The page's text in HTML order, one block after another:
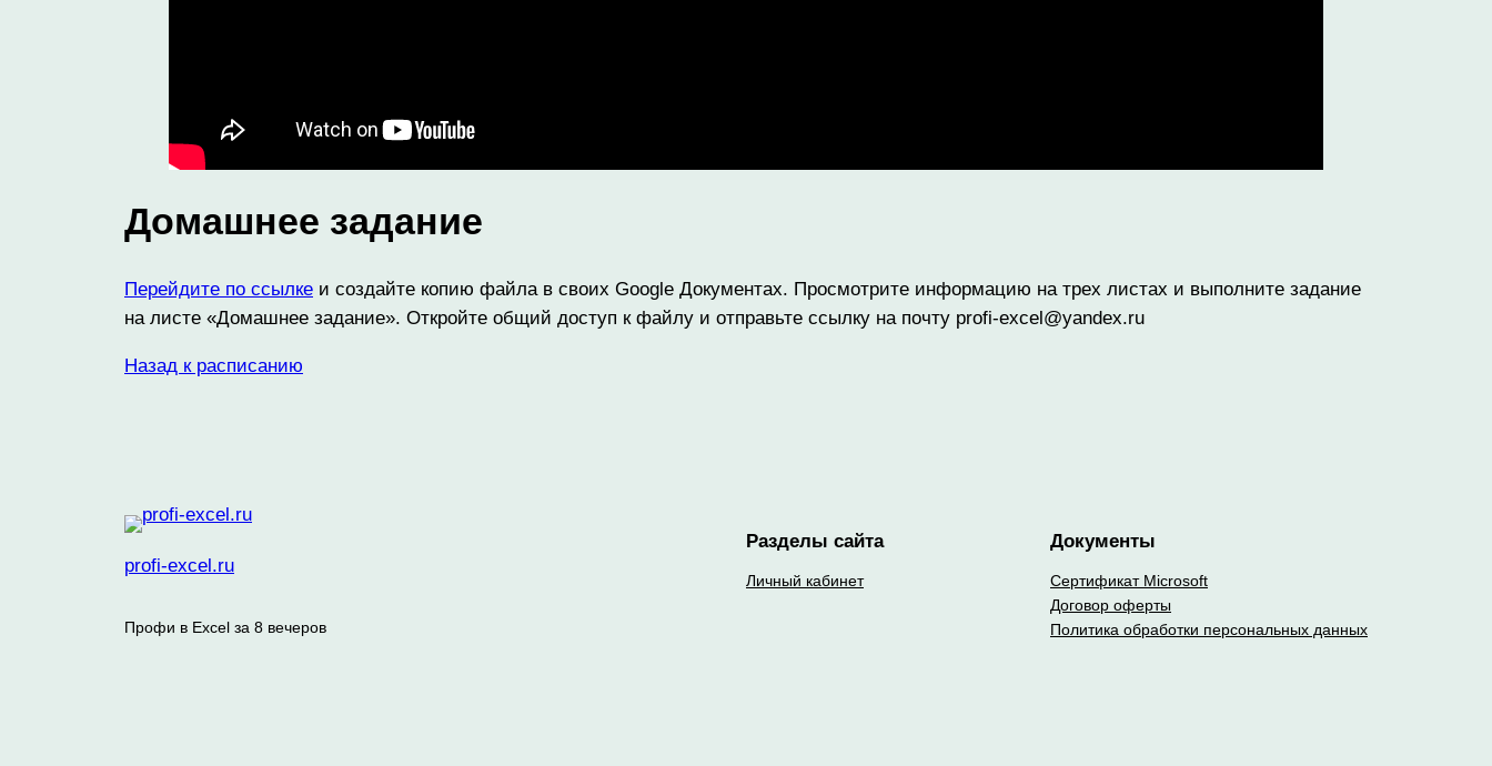
Домашнее задание
Перейдите по ссылке и создайте копию файла в своих Google Документах. Просмотрите информацию на трех листах и выполните задание
на листе «Домашнее задание». Откройте общий доступ к файлу и отправьте ссылку на почту profi-excel@yandex.ru
Назад к расписанию
profi-excel.ru
Профи в Excel за 8 вечеров
Разделы сайта
Личный кабинет
Документы
Сертификат Microsoft
Договор оферты
Политика обработки персональных данных